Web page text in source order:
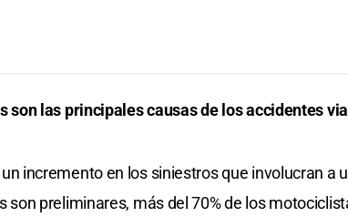
son las principales causas de los accidentes
incremento en los siniestros que involucran a
son preliminares, más del 70% de los